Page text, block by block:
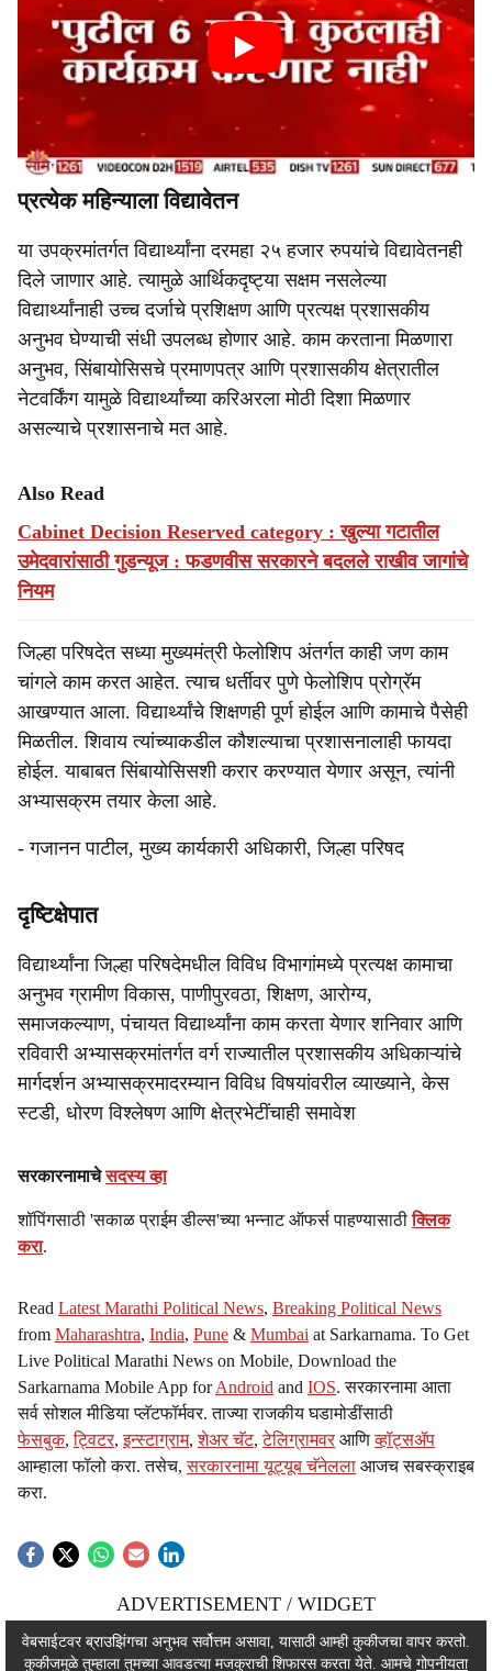
प्रत्येक महिन्याला विद्यावेतन
या उपक्रमांतर्गत विद्यार्थ्यांना दरमहा २५ हजार रुपयांचे विद्यावेतनही
दिले जाणार आहे. त्यामुळे आर्थिकदृष्ट्या सक्षम नसलेल्या
विद्यार्थ्यांनाही उच्च दर्जाचे प्रशिक्षण आणि प्रत्यक्ष प्रशासकीय
अनुभव घेण्याची संधी उपलब्ध होणार आहे. काम करताना मिळणारा
अनुभव, सिंबायोसिसचे प्रमाणपत्र आणि प्रशासकीय क्षेत्रातील
नेटवर्किंग यामुळे विद्यार्थ्यांच्या करिअरला मोठी दिशा मिळणार
असल्याचे प्रशासनाचे मत आहे.
Also Read
Cabinet Decision Reserved category : खुल्या गटातील
उमेदवारांसाठी गुडन्यूज : फडणवीस सरकारने बदलले राखीव जागांचे
नियम
जिल्हा परिषदेत सध्या मुख्यमंत्री फेलोशिप अंतर्गत काही जण काम
चांगले काम करत आहेत. त्याच धर्तीवर पुणे फेलोशिप प्रोग्रॅम
आखण्यात आला. विद्यार्थ्यांचे शिक्षणही पूर्ण होईल आणि कामाचे पैसेही
मिळतील. शिवाय त्यांच्याकडील कौशल्याचा प्रशासनालाही फायदा
होईल. याबाबत सिंबायोसिसशी करार करण्यात येणार असून, त्यांनी
अभ्यासक्रम तयार केला आहे.
- गजानन पाटील, मुख्य कार्यकारी अधिकारी, जिल्हा परिषद
दृष्टिक्षेपात
विद्यार्थ्यांना जिल्हा परिषदेमधील विविध विभागांमध्ये प्रत्यक्ष कामाचा
अनुभव ग्रामीण विकास, पाणीपुरवठा, शिक्षण, आरोग्य,
समाजकल्याण, पंचायत विद्यार्थ्यांना काम करता येणार शनिवार आणि
रविवारी अभ्यासक्रमांतर्गत वर्ग राज्यातील प्रशासकीय अधिकाऱ्यांचे
मार्गदर्शन अभ्यासक्रमादरम्यान विविध विषयांवरील व्याख्याने, केस
स्टडी, धोरण विश्लेषण आणि क्षेत्रभेटींचाही समावेश
सरकारनामाचेसदस्य व्हा
शॉपिंगसाठी 'सकाळ प्राईम डील्स'च्या भन्नाट ऑफर्स पाहण्यासाठीक्लिक
करा.
Read Latest Marathi Political News, Breaking Political News
from Maharashtra, India, Pune & Mumbai at Sarkarnama. To Get
Live Political Marathi News on Mobile, Download the
Sarkarnama Mobile App forAndroid and IOS. सरकारनामा आता
सर्व सोशल मीडिया प्लॅटफॉर्मवर. ताज्या राजकीय घडामोडींसाठी
फेसबुक,ट्विटर,इन्स्टाग्राम,शेअर चॅट,टेलिग्रामवर आणिव्हॉट्सॲप
आम्हाला फॉलो करा. तसेच,सरकारनामा यूट्यूब चॅनेलला आजच सबस्क्राइब
करा.
ADVERTISEMENT / WIDGET
ADVERTISEMENT / WIDGET
वेबसाईटवर ब्राउझिंगचा अनुभव सर्वोत्तम असावा, यासाठी आम्ही कुकीजचा वापर करतो.
कुकीजमुळे तुम्हाला तुमच्या आवडत्या मजकुराची शिफारस करता येते. आमचे गोपनीयता